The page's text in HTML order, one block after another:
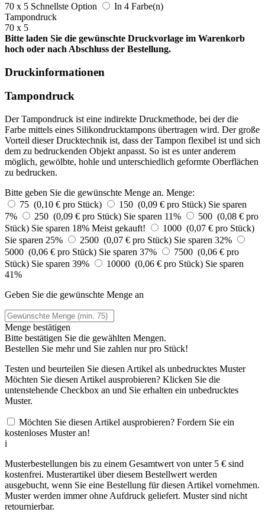
70 x 5 Schnellste Option
In 4 Farbe(n)
Tampondruck
70 x 5
Bitte laden Sie die gewünschte Druckvorlage im Warenkorb
hoch oder nach Abschluss der Bestellung.
Druckinformationen
Tampondruck
Der Tampondruck ist eine indirekte Druckmethode, bei der die
Farbe mittels eines Silikondrucktampons übertragen wird. Der große
Vorteil dieser Drucktechnik ist, dass der Tampon flexibel ist und sich
dem zu bedruckenden Objekt anpasst. So ist es unter anderem
möglich, gewölbte, hohle und unterschiedlich geformte Oberflächen
zu bedrucken.
Bitte geben Sie die gewünschte Menge an. Menge:
75 (0,10 € pro Stück)
150 (0,09 € pro Stück) Sie sparen
7%
250 (0,09 € pro Stück) Sie sparen 11%
500 (0,08 € pro
Stück) Sie sparen 18% Meist gekauft!
1000 (0,07 € pro Stück)
Sie sparen 25%
2500 (0,07 € pro Stück) Sie sparen 32%
5000 (0,06 € pro Stück) Sie sparen 37%
7500 (0,06 € pro
Stück) Sie sparen 39% 10000 (0,06 € pro Stück) Sie sparen
41%
Geben Sie die gewünschte Menge an
Menge bestätigen
Bitte bestätigen Sie die gewählten Mengen.
Bestellen Sie mehr und Sie zahlen nurpro Stück!
Testen und beurteilen Sie diesen Artikel als unbedrucktes Muster
Möchten Sie diesen Artikel ausprobieren? Klicken Sie die
untenstehende Checkbox an und Sie erhalten ein unbedrucktes
Muster.
Möchten Sie diesen Artikel ausprobieren? Fordern Sie ein
kostenloses Muster an!
i
Musterbestellungen bis zu einem Gesamtwert von unter 5 € sind
kostenfrei. Musterartikel über diesem Bestellwert werden
ausgebucht, wenn Sie eine Bestellung für diesen Artikel vornehmen.
Muster werden immer ohne Aufdruck geliefert. Muster sind nicht
retournierbar.